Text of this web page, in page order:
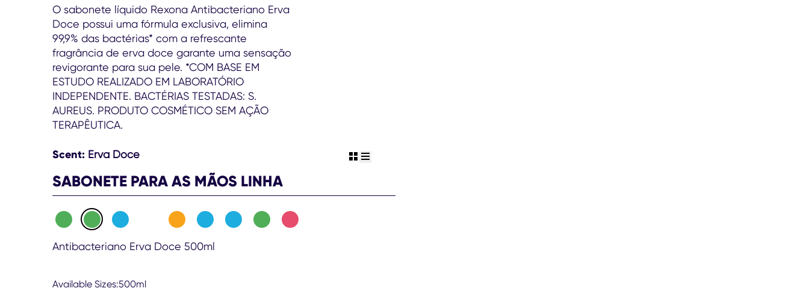
para
este
product
O sabonete líquido Rexona Antibacteriano Erva
Doce possui uma fórmula exclusiva, elimina
99,9% das bactérias* com a refrescante
fragrância de erva doce garante uma sensação
revigorante para sua pele. *COM BASE EM
ESTUDO REALIZADO EM LABORATÓRIO
INDEPENDENTE. BACTÉRIAS TESTADAS: S.
AUREUS. PRODUTO COSMÉTICO SEM AÇÃO
TERAPÊUTICA.
Scent: Erva Doce
SABONETE PARA AS MÃOS LINHA
view grid
view list
Antibacteriano Erva Doce 500ml
Available Sizes:500ml